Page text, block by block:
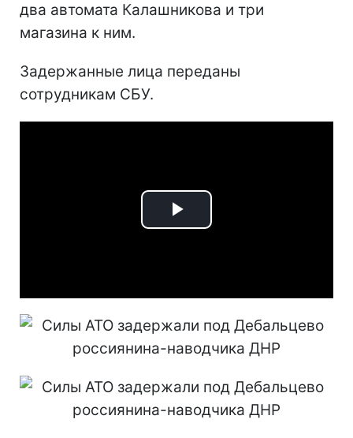
два автомата Калашникова и три
магазина к ним.
Задержанные лица переданы
сотрудникам СБУ.
Play